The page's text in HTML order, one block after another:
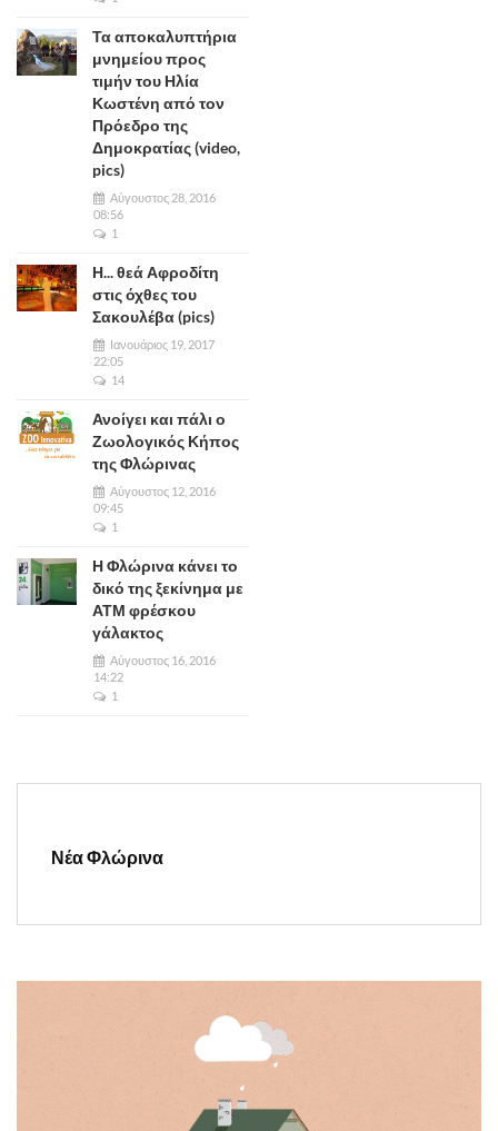
Τα αποκαλυπτήρια
μνημείου προς
τιμήν του Ηλία
Κωστένη από τον
Πρόεδρο της
Δημοκρατίας (video,
pics)
Αύγουστος 28, 2016
08:56
1
Η... θεά Αφροδίτη
στις όχθες του
Σακουλέβα (pics)
Ιανουάριος 19, 2017
22:05
14
Ανοίγει και πάλι ο
Ζωολογικός Κήπος
της Φλώρινας
Αύγουστος 12, 2016
09:45
1
Η Φλώρινα κάνει το
δικό της ξεκίνημα με
ΑΤΜ φρέσκου
γάλακτος
Αύγουστος 16, 2016
14:22
1
Νέα Φλώρινα